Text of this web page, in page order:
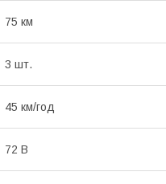
75 км
3 шт.
45 км/год
72 В